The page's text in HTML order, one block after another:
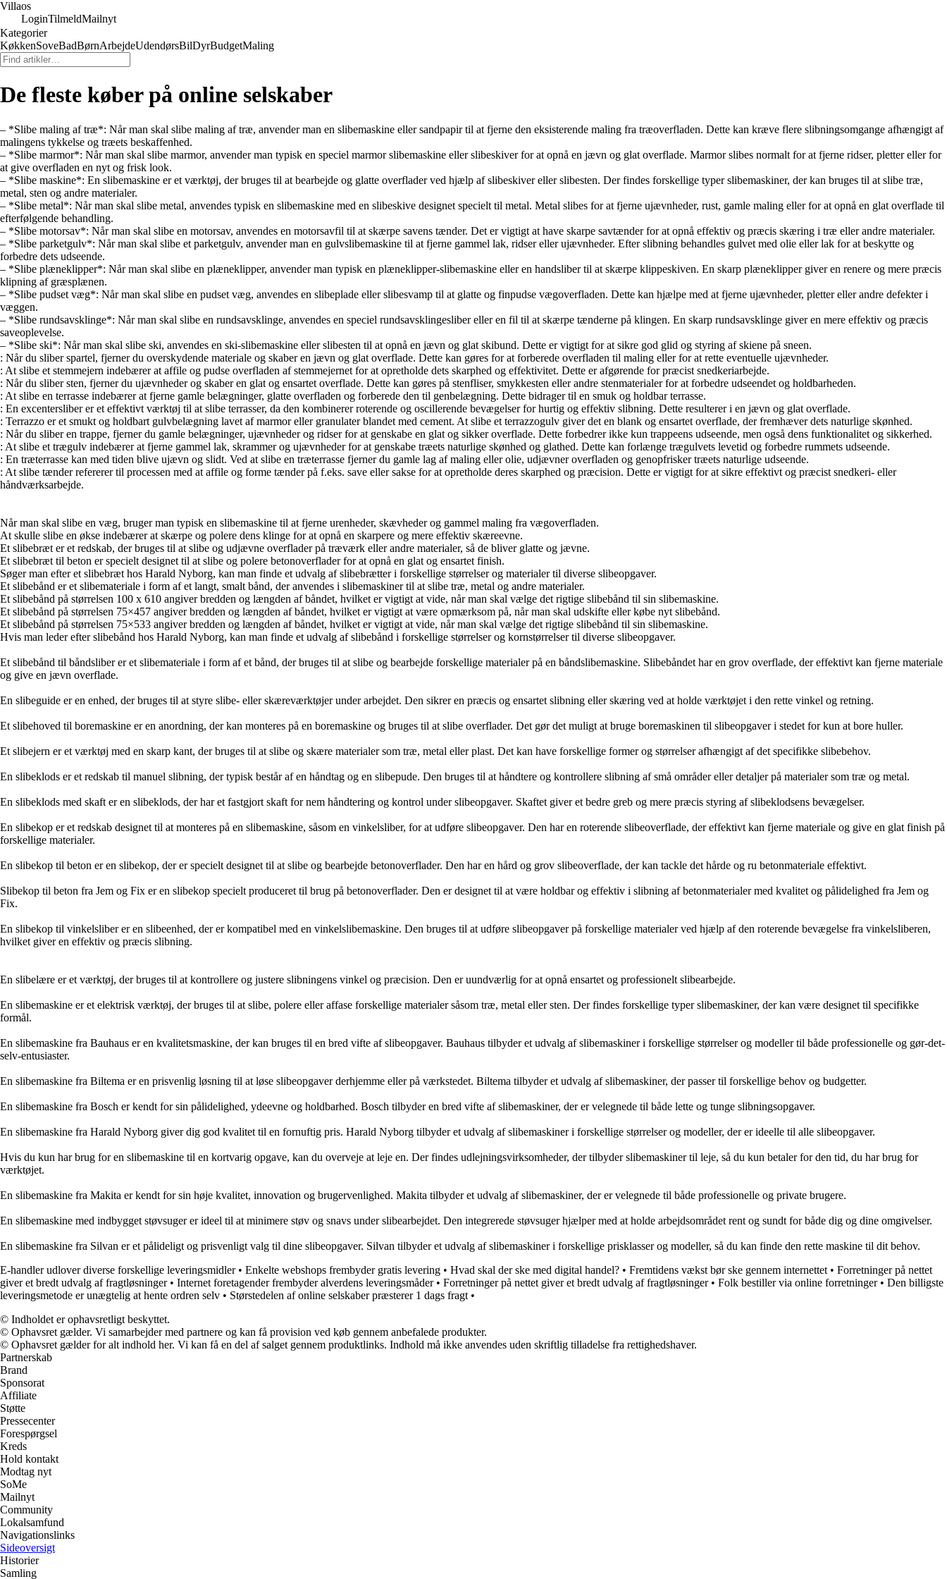
Villaos
LoginTilmeldMailnyt
Kategorier
KøkkenSoveBadBørnArbejdeUdendørsBilDyrBudgetMaling
De fleste køber på online selskaber
– *Slibe maling af træ*: Når man skal slibe maling af træ, anvender man en slibemaskine eller sandpapir til at fjerne den eksisterende maling fra træoverfladen. Dette kan kræve flere slibningsomgange afhængigt af
malingens tykkelse og træets beskaffenhed.
– *Slibe marmor*: Når man skal slibe marmor, anvender man typisk en speciel marmor slibemaskine eller slibeskiver for at opnå en jævn og glat overflade. Marmor slibes normalt for at fjerne ridser, pletter eller for
at give overfladen en nyt og frisk look.
– *Slibe maskine*: En slibemaskine er et værktøj, der bruges til at bearbejde og glatte overflader ved hjælp af slibeskiver eller slibesten. Der findes forskellige typer slibemaskiner, der kan bruges til at slibe træ,
metal, sten og andre materialer.
– *Slibe metal*: Når man skal slibe metal, anvendes typisk en slibemaskine med en slibeskive designet specielt til metal. Metal slibes for at fjerne ujævnheder, rust, gamle maling eller for at opnå en glat overflade til
efterfølgende behandling.
– *Slibe motorsav*: Når man skal slibe en motorsav, anvendes en motorsavfil til at skærpe savens tænder. Det er vigtigt at have skarpe savtænder for at opnå effektiv og præcis skæring i træ eller andre materialer.
– *Slibe parketgulv*: Når man skal slibe et parketgulv, anvender man en gulvslibemaskine til at fjerne gammel lak, ridser eller ujævnheder. Efter slibning behandles gulvet med olie eller lak for at beskytte og
forbedre dets udseende.
– *Slibe plæneklipper*: Når man skal slibe en plæneklipper, anvender man typisk en plæneklipper-slibemaskine eller en handsliber til at skærpe klippeskiven. En skarp plæneklipper giver en renere og mere præcis
klipning af græsplænen.
– *Slibe pudset væg*: Når man skal slibe en pudset væg, anvendes en slibeplade eller slibesvamp til at glatte og finpudse vægoverfladen. Dette kan hjælpe med at fjerne ujævnheder, pletter eller andre defekter i
væggen.
– *Slibe rundsavsklinge*: Når man skal slibe en rundsavsklinge, anvendes en speciel rundsavsklingesliber eller en fil til at skærpe tænderne på klingen. En skarp rundsavsklinge giver en mere effektiv og præcis
saveoplevelse.
– *Slibe ski*: Når man skal slibe ski, anvendes en ski-slibemaskine eller slibesten til at opnå en jævn og glat skibund. Dette er vigtigt for at sikre god glid og styring af skiene på sneen.
: Når du sliber spartel, fjerner du overskydende materiale og skaber en jævn og glat overflade. Dette kan gøres for at forberede overfladen til maling eller for at rette eventuelle ujævnheder.
: At slibe et stemmejern indebærer at affile og pudse overfladen af stemmejernet for at opretholde dets skarphed og effektivitet. Dette er afgørende for præcist snedkeriarbejde.
: Når du sliber sten, fjerner du ujævnheder og skaber en glat og ensartet overflade. Dette kan gøres på stenfliser, smykkesten eller andre stenmaterialer for at forbedre udseendet og holdbarheden.
: At slibe en terrasse indebærer at fjerne gamle belægninger, glatte overfladen og forberede den til genbelægning. Dette bidrager til en smuk og holdbar terrasse.
: En excentersliber er et effektivt værktøj til at slibe terrasser, da den kombinerer roterende og oscillerende bevægelser for hurtig og effektiv slibning. Dette resulterer i en jævn og glat overflade.
: Terrazzo er et smukt og holdbart gulvbelægning lavet af marmor eller granulater blandet med cement. At slibe et terrazzogulv giver det en blank og ensartet overflade, der fremhæver dets naturlige skønhed.
: Når du sliber en trappe, fjerner du gamle belægninger, ujævnheder og ridser for at genskabe en glat og sikker overflade. Dette forbedrer ikke kun trappeens udseende, men også dens funktionalitet og sikkerhed.
: At slibe et trægulv indebærer at fjerne gammel lak, skrammer og ujævnheder for at genskabe træets naturlige skønhed og glathed. Dette kan forlænge trægulvets levetid og forbedre rummets udseende.
: En træterrasse kan med tiden blive ujævn og slidt. Ved at slibe en træterrasse fjerner du gamle lag af maling eller olie, udjævner overfladen og genopfrisker træets naturlige udseende.
: At slibe tænder refererer til processen med at affile og forme tænder på f.eks. save eller sakse for at opretholde deres skarphed og præcision. Dette er vigtigt for at sikre effektivt og præcist snedkeri- eller
håndværksarbejde.
Når man skal slibe en væg, bruger man typisk en slibemaskine til at fjerne urenheder, skævheder og gammel maling fra vægoverfladen.
At skulle slibe en økse indebærer at skærpe og polere dens klinge for at opnå en skarpere og mere effektiv skæreevne.
Et slibebræt er et redskab, der bruges til at slibe og udjævne overflader på træværk eller andre materialer, så de bliver glatte og jævne.
Et slibebræt til beton er specielt designet til at slibe og polere betonoverflader for at opnå en glat og ensartet finish.
Søger man efter et slibebræt hos Harald Nyborg, kan man finde et udvalg af slibebrætter i forskellige størrelser og materialer til diverse slibeopgaver.
Et slibebånd er et slibemateriale i form af et langt, smalt bånd, der anvendes i slibemaskiner til at slibe træ, metal og andre materialer.
Et slibebånd på størrelsen 100 x 610 angiver bredden og længden af båndet, hvilket er vigtigt at vide, når man skal vælge det rigtige slibebånd til sin slibemaskine.
Et slibebånd på størrelsen 75×457 angiver bredden og længden af båndet, hvilket er vigtigt at være opmærksom på, når man skal udskifte eller købe nyt slibebånd.
Et slibebånd på størrelsen 75×533 angiver bredden og længden af båndet, hvilket er vigtigt at vide, når man skal vælge det rigtige slibebånd til sin slibemaskine.
Hvis man leder efter slibebånd hos Harald Nyborg, kan man finde et udvalg af slibebånd i forskellige størrelser og kornstørrelser til diverse slibeopgaver.
Et slibebånd til båndsliber er et slibemateriale i form af et bånd, der bruges til at slibe og bearbejde forskellige materialer på en båndslibemaskine. Slibebåndet har en grov overflade, der effektivt kan fjerne materiale
og give en jævn overflade.
En slibeguide er en enhed, der bruges til at styre slibe- eller skæreværktøjer under arbejdet. Den sikrer en præcis og ensartet slibning eller skæring ved at holde værktøjet i den rette vinkel og retning.
Et slibehoved til boremaskine er en anordning, der kan monteres på en boremaskine og bruges til at slibe overflader. Det gør det muligt at bruge boremaskinen til slibeopgaver i stedet for kun at bore huller.
Et slibejern er et værktøj med en skarp kant, der bruges til at slibe og skære materialer som træ, metal eller plast. Det kan have forskellige former og størrelser afhængigt af det specifikke slibebehov.
En slibeklods er et redskab til manuel slibning, der typisk består af en håndtag og en slibepude. Den bruges til at håndtere og kontrollere slibning af små områder eller detaljer på materialer som træ og metal.
En slibeklods med skaft er en slibeklods, der har et fastgjort skaft for nem håndtering og kontrol under slibeopgaver. Skaftet giver et bedre greb og mere præcis styring af slibeklodsens bevægelser.
En slibekop er et redskab designet til at monteres på en slibemaskine, såsom en vinkelsliber, for at udføre slibeopgaver. Den har en roterende slibeoverflade, der effektivt kan fjerne materiale og give en glat finish på
forskellige materialer.
En slibekop til beton er en slibekop, der er specielt designet til at slibe og bearbejde betonoverflader. Den har en hård og grov slibeoverflade, der kan tackle det hårde og ru betonmateriale effektivt.
Slibekop til beton fra Jem og Fix er en slibekop specielt produceret til brug på betonoverflader. Den er designet til at være holdbar og effektiv i slibning af betonmaterialer med kvalitet og pålidelighed fra Jem og
Fix.
En slibekop til vinkelsliber er en slibeenhed, der er kompatibel med en vinkelslibemaskine. Den bruges til at udføre slibeopgaver på forskellige materialer ved hjælp af den roterende bevægelse fra vinkelsliberen,
hvilket giver en effektiv og præcis slibning.
En slibelære er et værktøj, der bruges til at kontrollere og justere slibningens vinkel og præcision. Den er uundværlig for at opnå ensartet og professionelt slibearbejde.
En slibemaskine er et elektrisk værktøj, der bruges til at slibe, polere eller affase forskellige materialer såsom træ, metal eller sten. Der findes forskellige typer slibemaskiner, der kan være designet til specifikke
formål.
En slibemaskine fra Bauhaus er en kvalitetsmaskine, der kan bruges til en bred vifte af slibeopgaver. Bauhaus tilbyder et udvalg af slibemaskiner i forskellige størrelser og modeller til både professionelle og gør-det-
selv-entusiaster.
En slibemaskine fra Biltema er en prisvenlig løsning til at løse slibeopgaver derhjemme eller på værkstedet. Biltema tilbyder et udvalg af slibemaskiner, der passer til forskellige behov og budgetter.
En slibemaskine fra Bosch er kendt for sin pålidelighed, ydeevne og holdbarhed. Bosch tilbyder en bred vifte af slibemaskiner, der er velegnede til både lette og tunge slibningsopgaver.
En slibemaskine fra Harald Nyborg giver dig god kvalitet til en fornuftig pris. Harald Nyborg tilbyder et udvalg af slibemaskiner i forskellige størrelser og modeller, der er ideelle til alle slibeopgaver.
Hvis du kun har brug for en slibemaskine til en kortvarig opgave, kan du overveje at leje en. Der findes udlejningsvirksomheder, der tilbyder slibemaskiner til leje, så du kun betaler for den tid, du har brug for
værktøjet.
En slibemaskine fra Makita er kendt for sin høje kvalitet, innovation og brugervenlighed. Makita tilbyder et udvalg af slibemaskiner, der er velegnede til både professionelle og private brugere.
En slibemaskine med indbygget støvsuger er ideel til at minimere støv og snavs under slibearbejdet. Den integrerede støvsuger hjælper med at holde arbejdsområdet rent og sundt for både dig og dine omgivelser.
En slibemaskine fra Silvan er et pålideligt og prisvenligt valg til dine slibeopgaver. Silvan tilbyder et udvalg af slibemaskiner i forskellige prisklasser og modeller, så du kan finde den rette maskine til dit behov.
E-handler udlover diverse forskellige leveringsmidler• Enkelte webshops frembyder gratis levering • Hvad skal der ske med digital handel? • Fremtidens vækst bør ske gennem internettet • Forretninger på nettet
giver et bredt udvalg af fragtløsninger• Internet foretagender frembyder alverdens leveringsmåder• Forretninger på nettet giver et bredt udvalg af fragtløsninger• Folk bestiller via online forretninger• Den billigste
leveringsmetode er unægtelig at hente ordren selv • Størstedelen af online selskaber præsterer 1 dags fragt •
© Indholdet er ophavsretligt beskyttet.
© Ophavsret gælder. Vi samarbejder med partnere og kan få provision ved køb gennem anbefalede produkter.
© Ophavsret gælder for alt indhold her. Vi kan få en del af salget gennem produktlinks. Indhold må ikke anvendes uden skriftlig tilladelse fra rettighedshaver.
Partnerskab
Brand
Sponsorat
Affiliate
Støtte
Pressecenter
Forespørgsel
Kreds
Hold kontakt
Modtag nyt
SoMe
Mailnyt
Community
Lokalsamfund
Navigationslinks
Sideoversigt
Historier
Samling